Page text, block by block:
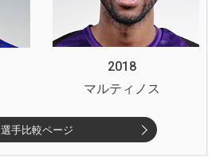
2018
マルティノス
選手比較ページ